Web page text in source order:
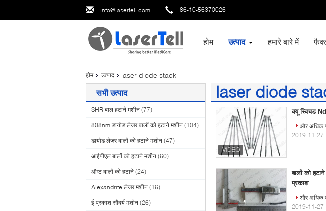
info@lasertell.com 86-10-56370026
होम उत्पाद हमारे बारे में
होम उत्पाद laser diode stack
सभी उत्पाद
SHR बाल हटाने मशीन (77)
808nm डायोड लेजर बालों को हटाने मशीन (104)
डायोड लेजर बालों को हटाने मशीन (47)
आईपीएल बालों को हटाने मशीन (60)
ऑप्ट बालों को हटाने (24)
Alexandrite लेजर मशीन (16)
ई प्रकाश सौंदर्य मशीन (26)
laser diode
(104) क्यू स्विचड
और अधिक
2019-11-27
बालों को
प्रकाश
और अधिक
2019-11-27